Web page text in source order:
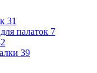
31
палаток 7
39